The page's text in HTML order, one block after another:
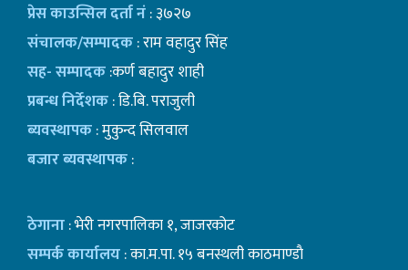
प्रेस काउन्सिल दर्ता नं: ३७२७
संचालक/सम्पादक: राम वहादुर सिंह
सह- सम्पादक:कर्ण बहादुर शाही
प्रबन्ध निर्देशक: डि.बि. पराजुली
ब्यवस्थापक: मुकुन्द सिलवाल
बजार ब्यवस्थापक:
ठेगाना: भेरी नगरपालिका १, जाजरकोट
सम्पर्क कार्यालय: का.म.पा. १५ बनस्थली काठमाण्डाै